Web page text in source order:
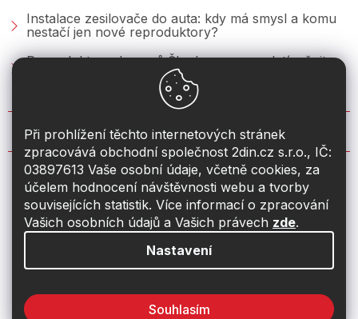
Při prohlížení těchto internetových stránek
zpracovává obchodní společnost 2din.cz s.r.o., IČ:
03897613 Vaše osobní údaje, včetně cookies, za
účelem hodnocení návštěvnosti webu a tvorby
souvisejících statistik. Více informací o zpracování
Vašich osobních údajů a Vašich právech zde.
Nastavení
Souhlasím
Instalace zesilovače do auta: kdy má smysl a komu
nestačí jen nové reproduktory?
Reproduktory do vozů Škoda: co se vyplatí měnit u
Fabie, Octavie a Superbu?
KONTAKT
info@2din.cz
774 19 55 33
Vytvořil Shoptet